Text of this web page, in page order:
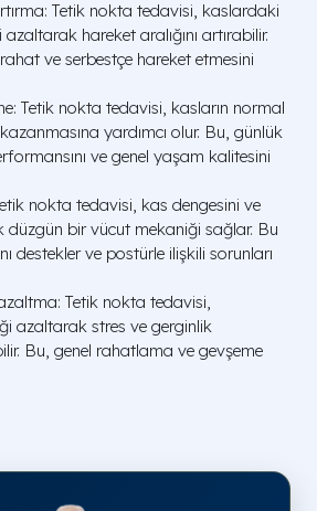
Tetik nokta tedavisi, kaslardaki
hareket aralığını artırabilir.
ve serbestçe hareket etmesini
Tetik nokta tedavisi, kasların normal
yardımcı olur. Bu, günlük
ve genel yaşam kalitesini
nokta tedavisi, kas dengesini ve
düzgün bir vücut mekaniği sağlar. Bu
destekler ve postürle ilişkili sorunları
Tetik nokta tedavisi,
azaltarak stres ve gerginlik
Bu, genel rahatlama ve gevşeme